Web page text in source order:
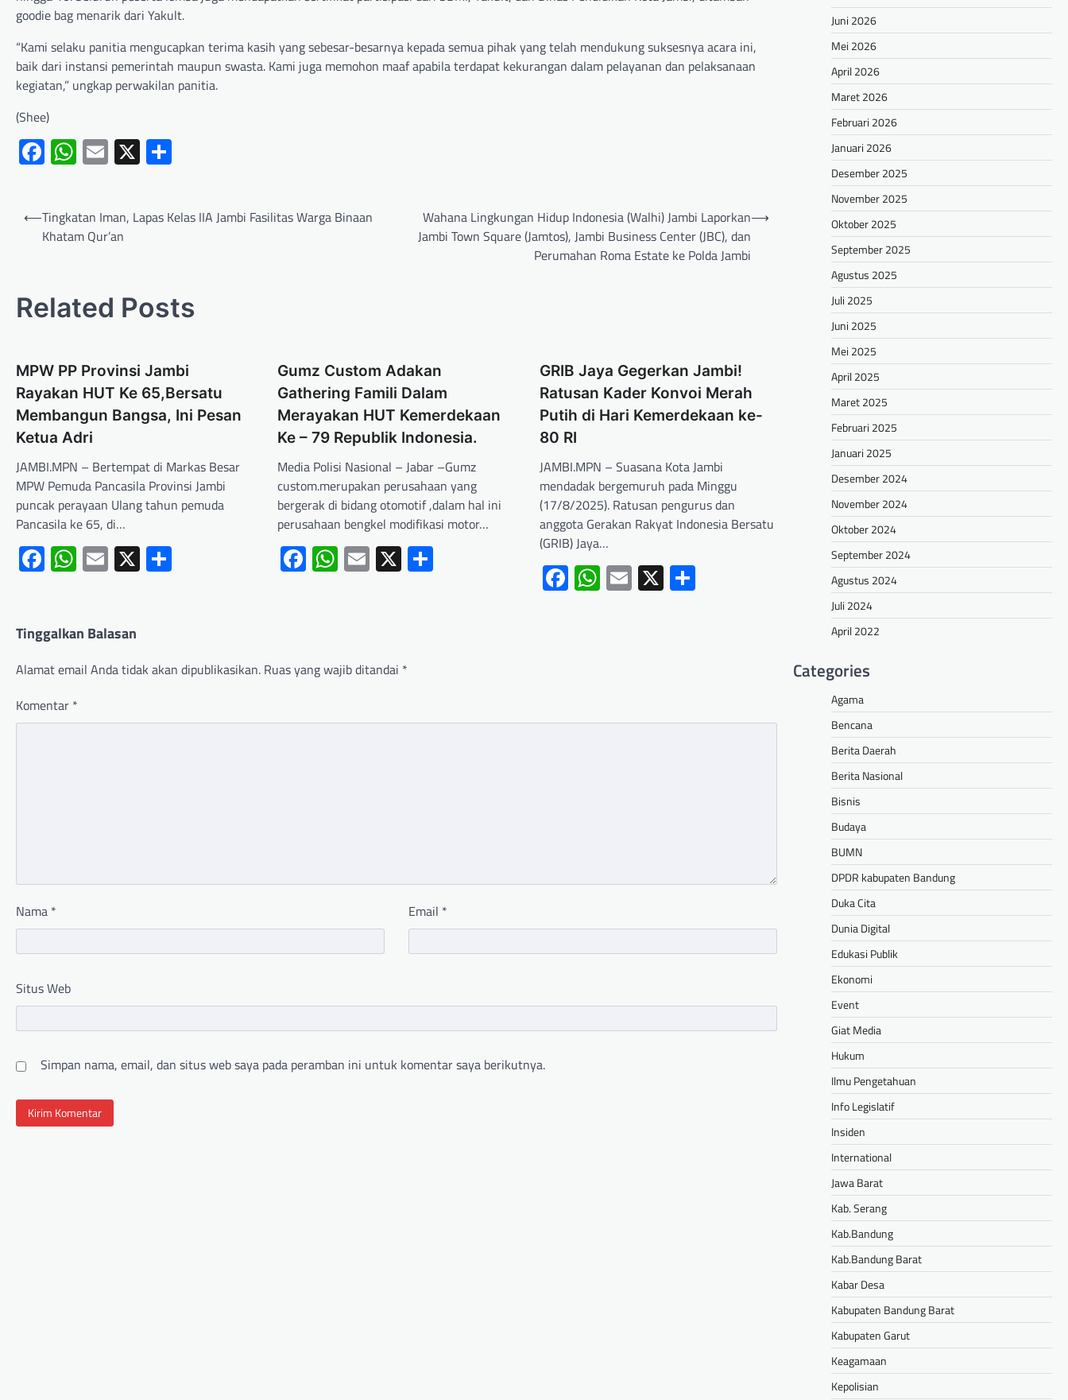
goodie bag menarik dari Yakult.
“Kami selaku panitia mengucapkan terima kasih yang sebesar-besarnya kepada semua pihak yang telah mendukung suksesnya acara ini,
baik dari instansi pemerintah maupun swasta. Kami juga memohon maaf apabila terdapat kekurangan dalam pelayanan dan pelaksanaan
kegiatan,” ungkap perwakilan panitia.
(Shee)
Facebook
WhatsApp
Email
X
⟵Tingkatan Iman, Lapas Kelas IIA Jambi Fasilitas Warga Binaan
Khatam Qur’an
Wahana Lingkungan Hidup Indonesia (Walhi) Jambi Laporkan
Jambi Town Square (Jamtos), Jambi Business Center (JBC), dan
Perumahan Roma Estate ke Polda Jambi
⟶
Related Posts
MPW PP Provinsi Jambi
Rayakan HUT Ke 65,Bersatu
Membangun Bangsa, Ini Pesan
Ketua Adri
JAMBI.MPN – Bertempat di Markas Besar
MPW Pemuda Pancasila Provinsi Jambi
puncak perayaan Ulang tahun pemuda
Pancasila ke 65, di…
Facebook
WhatsApp
Email
X
Gumz Custom Adakan
Gathering Famili Dalam
Merayakan HUT Kemerdekaan
Ke – 79 Republik Indonesia.
Media Polisi Nasional – Jabar –Gumz
custom.merupakan perusahaan yang
bergerak di bidang otomotif ,dalam hal ini
perusahaan bengkel modifikasi motor…
Facebook
WhatsApp
Email
X
GRIB Jaya Gegerkan Jambi!
Ratusan Kader Konvoi Merah
Putih di Hari Kemerdekaan ke-
80 RI
JAMBI.MPN – Suasana Kota Jambi
mendadak bergemuruh pada Minggu
(17/8/2025). Ratusan pengurus dan
anggota Gerakan Rakyat Indonesia Bersatu
(GRIB) Jaya…
Facebook
WhatsApp
Email
X Share
Tinggalkan Balasan
Alamat email Anda tidak akan dipublikasikan. Ruas yang wajib ditandai *
Komentar *
Nama * Email *
Situs Web
Simpan nama, email, dan situs web saya pada peramban ini untuk komentar saya berikutnya.
Juni 2026
Mei 2026
April 2026
Maret 2026
Februari 2026
Januari 2026
Desember 2025
November 2025
Oktober 2025
September 2025
Agustus 2025
Juli 2025
Juni 2025
Mei 2025
April 2025
Maret 2025
Februari 2025
Januari 2025
Desember 2024
November 2024
Oktober 2024
September 2024
Agustus 2024
Juli 2024
April 2022
Categories
Agama
Bencana
Berita Daerah
Berita Nasional
Bisnis
Budaya
BUMN
DPDR kabupaten Bandung
Duka Cita
Dunia Digital
Edukasi Publik
Ekonomi
Event
Giat Media
Hukum
Ilmu Pengetahuan
Info Legislatif
Insiden
International
Jawa Barat
Kab. Serang
Kab.Bandung
Kab.Bandung Barat
Kabar Desa
Kabupaten Bandung Barat
Kabupaten Garut
Keagamaan
Kepolisian